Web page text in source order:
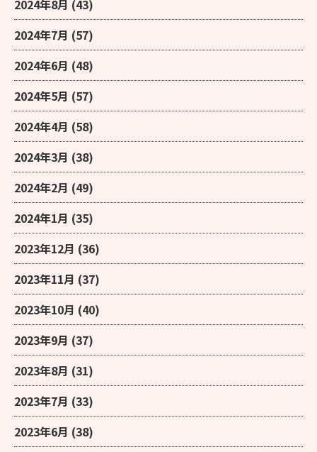
2024年8月 (43)
2024年7月 (57)
2024年6月 (48)
2024年5月 (57)
2024年4月 (58)
2024年3月 (38)
2024年2月 (49)
2024年1月 (35)
2023年12月 (36)
2023年11月 (37)
2023年10月 (40)
2023年9月 (37)
2023年8月 (31)
2023年7月 (33)
2023年6月 (38)